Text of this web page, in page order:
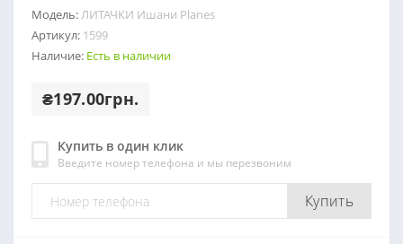
Модель:ЛИТАЧКИ Ишани Planes
Артикул: 1599
Наличие: Есть в наличии
₴197.00грн.
Купить в один клик
Введите номер телефона и мы перезвоним
Купить